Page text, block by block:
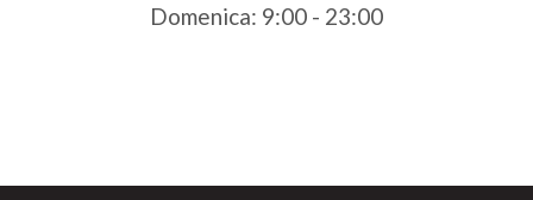
Domenica: 9:00 - 23:00